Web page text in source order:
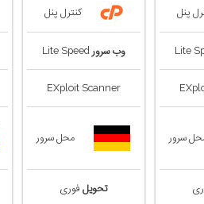
پنل
سرور
کنترل پنل
وب سرور Lite Speed
EXploit Scanner
محل سرور
تحویل فوری